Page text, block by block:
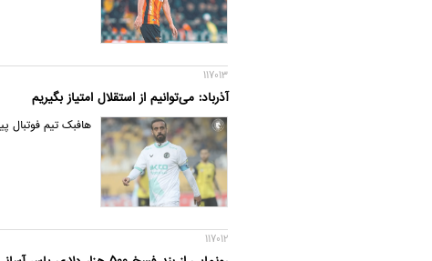
117013
آذرباد: می‌توانیم از استقلال امتیاز بگیریم
هافبک تیم فوتبال
117012